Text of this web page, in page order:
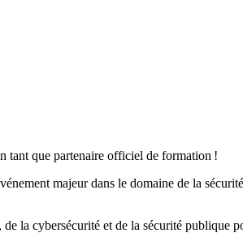
tant que partenaire officiel de formation !
majeur dans le domaine de la
la cybersécurité et de la sécurité publique